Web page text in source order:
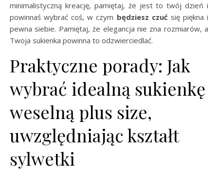
minimalistyczną kreację, pamiętaj, że jest to twój dzień i
powinnaś wybrać coś, w czym będziesz czuć się piękna i
pewna siebie. Pamiętaj, że elegancja nie zna rozmiarów, a
Twoja sukienka powinna to odzwierciedlać.
Praktyczne porady: Jak
wybrać idealną sukienkę
weselną plus size,
uwzględniając kształt
sylwetki